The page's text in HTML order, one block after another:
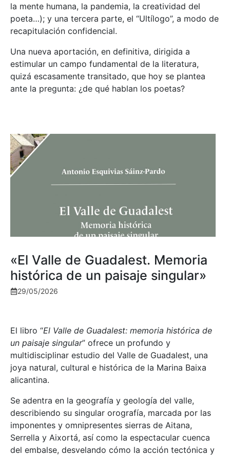
la mente humana, la pandemia, la creatividad del
poeta…); y una tercera parte, el “Ultílogo”, a modo de
recapitulación confidencial.
Una nueva aportación, en definitiva, dirigida a
estimular un campo fundamental de la literatura,
quizá escasamente transitado, que hoy se plantea
ante la pregunta: ¿de qué hablan los poetas?
«El Valle de Guadalest. Memoria
histórica de un paisaje singular»
29/05/2026
El libro “El Valle de Guadalest: memoria histórica de
un paisaje singular” ofrece un profundo y
multidisciplinar estudio del Valle de Guadalest, una
joya natural, cultural e histórica de la Marina Baixa
alicantina.
Se adentra en la geografía y geología del valle,
describiendo su singular orografía, marcada por las
imponentes y omnipresentes sierras de Aitana,
Serrella y Aixortá, así como la espectacular cuenca
del embalse, desvelando cómo la acción tectónica y